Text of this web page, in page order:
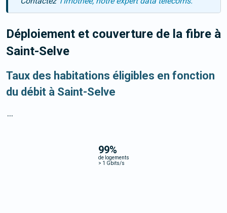
Déploiement et couverture de la fibre à
Saint-Selve
Taux des habitations éligibles en fonction
du débit à Saint-Selve
99%
de logements
> 1 Gbits/s
...